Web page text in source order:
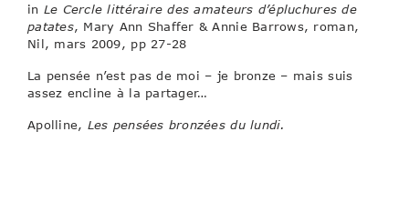
in Le Cercle littéraire des amateurs d’épluchures de
patates, Mary Ann Shaffer & Annie Barrows, roman,
Nil, mars 2009, pp 27-28
La pensée n’est pas de moi – je bronze – mais suis
assez encline à la partager…
Apolline, Les pensées bronzées du lundi.